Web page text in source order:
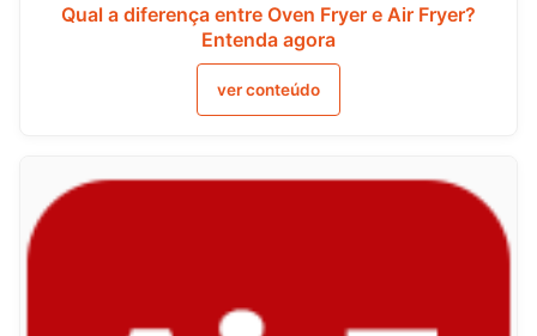
Qual a diferença entre Oven Fryer e Air Fryer?
Entenda agora
ver conteúdo